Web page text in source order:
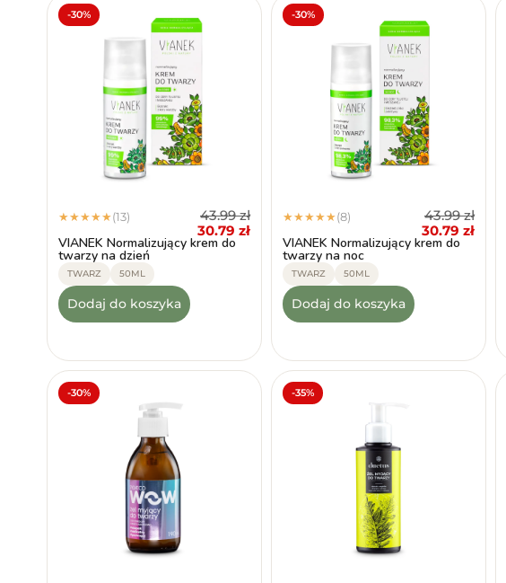
-30%
★★★★★(13) 43.99zł
30.79 zł
VIANEK Normalizujący krem do
twarzy na dzień
TWARZ 50ML
Dodaj do koszyka
-30%
★★★★★(8) 43.99zł
30.79 zł
VIANEK Normalizujący krem do
twarzy na noc
TWARZ 50ML
Dodaj do koszyka
-30% -35%